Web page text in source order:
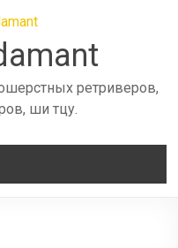
ретриверов,
ши тцу.